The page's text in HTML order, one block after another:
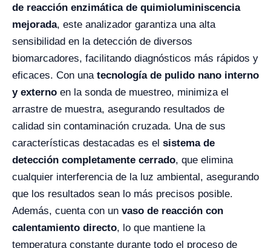
de reacción enzimática de quimioluminiscencia
mejorada, este analizador garantiza una alta
sensibilidad en la detección de diversos
biomarcadores, facilitando diagnósticos más rápidos y
eficaces. Con una tecnología de pulido nano interno
y externo en la sonda de muestreo, minimiza el
arrastre de muestra, asegurando resultados de
calidad sin contaminación cruzada. Una de sus
características destacadas es el sistema de
detección completamente cerrado, que elimina
cualquier interferencia de la luz ambiental, asegurando
que los resultados sean lo más precisos posible.
Además, cuenta con un vaso de reacción con
calentamiento directo, lo que mantiene la
temperatura constante durante todo el proceso de